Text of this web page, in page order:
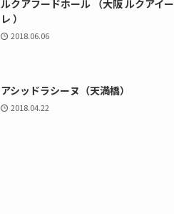
ルクアフードホール （大阪 ルクアイー
レ ）
2018.06.06
アシッドラシーヌ（天満橋）
2018.04.22